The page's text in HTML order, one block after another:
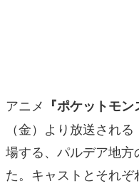
アニメ 『ポケットモン
（金）より放送され
場する、パルデア地
た。キャストとそれぞ